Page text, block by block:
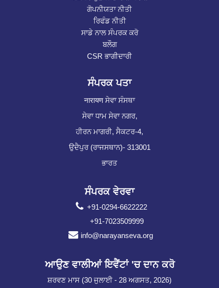
ਗੋਪਨੀਯਤਾ ਨੀਤੀ
ਰਿਫੰਡ ਨੀਤੀ
ਸਾਡੇ ਨਾਲ ਸੰਪਰਕ ਕਰੋ
ਬਲੌਗ
CSR ਭਾਗੀਦਾਰੀ
ਸੰਪਰਕ ਪਤਾ
नारायण ਸੇਵਾ ਸੰਸਥਾ
ਸੇਵਾ ਧਾਮ ਸੇਵਾ ਨਗਰ,
ਹੀਰਨ ਮਾਗਰੀ, ਸੈਕਟਰ-4,
ਉਦੈਪੁਰ (ਰਾਜਸਥਾਨ)- 313001
ਭਾਰਤ
ਸੰਪਰਕ ਵੇਰਵਾ
+91-0294-6622222
+91-7023509999
info@narayanseva.org
ਆਉਣ ਵਾਲੀਆਂ ਇਵੈਂਟਾਂ 'ਚ ਦਾਨ ਕਰੋ
ਸ਼ਰਵਣ ਮਾਸ (30 ਜੁਲਾਈ - 28 ਅਗਸਤ, 2026)